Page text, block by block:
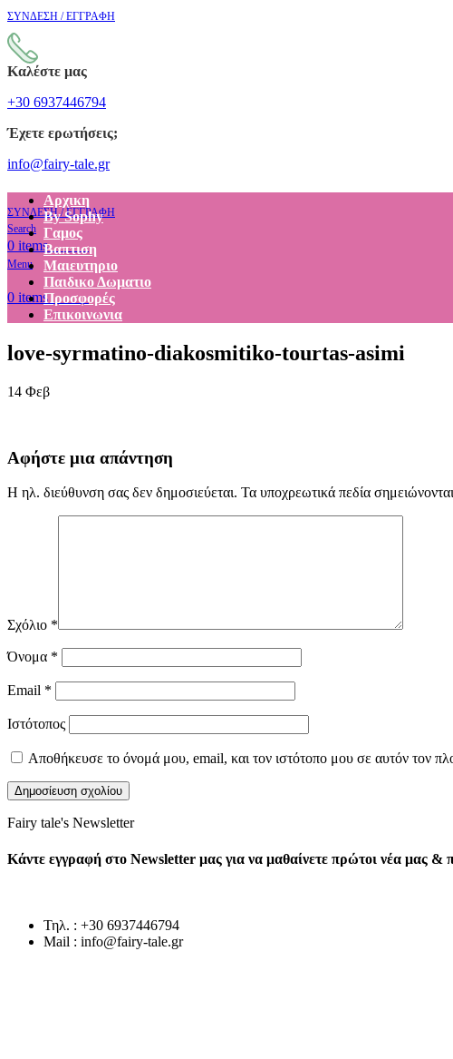
ΣΥΝΔΕΣΗ / ΕΓΓΡΑΦΗ
Καλέστε μας
+30 6937446794
Έχετε ερωτήσεις;
info@fairy-tale.gr
ΣΥΝΔΕΣΗ / ΕΓΓΡΑΦΗ
Search
0 items €0.00
Menu
0 items €0.00
Αρχικη
By Sophy
Γαμος
Βαπτιση
Μαιευτηριο
Παιδικο Δωματιο
Προσφορές
Επικοινωνια
love-syrmatino-diakosmitiko-tourtas-asimi
14 Φεβ
Αφήστε μια απάντηση
Η ηλ. διεύθυνση σας δεν δημοσιεύεται. Τα υποχρεωτικά πεδία
Σχόλιο *
Όνομα *
Email *
Ιστότοπος
Αποθήκευσε το όνομά μου, email, και τον ιστότοπο μου σε αυτόν τον
Fairy tale's Newsletter
Κάντε εγγραφή στο Newsletter μας για να μαθαίνετε πρώτοι νέα μας &
Τηλ. : +30 6937446794
Mail : info@fairy-tale.gr